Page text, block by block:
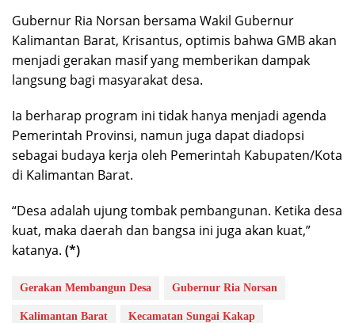
Gubernur Ria Norsan bersama Wakil Gubernur
Kalimantan Barat, Krisantus, optimis bahwa GMB akan
menjadi gerakan masif yang memberikan dampak
langsung bagi masyarakat desa.
Ia berharap program ini tidak hanya menjadi agenda
Pemerintah Provinsi, namun juga dapat diadopsi
sebagai budaya kerja oleh Pemerintah Kabupaten/Kota
di Kalimantan Barat.
“Desa adalah ujung tombak pembangunan. Ketika desa
kuat, maka daerah dan bangsa ini juga akan kuat,”
katanya. (*)
Gerakan Membangun Desa Gubernur Ria Norsan
Kalimantan Barat Kecamatan Sungai Kakap